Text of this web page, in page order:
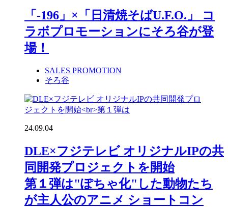
「-196」×「日清焼そばU.F.O.」 コ
ラボプロモーションにそろ谷が登
場！
SALES PROMOTION
そろ谷
24.09.04
DLE×フジテレビ オリジナルIPの共
同開発プロジェクトを開始
第１弾は"ぽちゃ化"した動物たち
が主人公のアニメ ショートコン